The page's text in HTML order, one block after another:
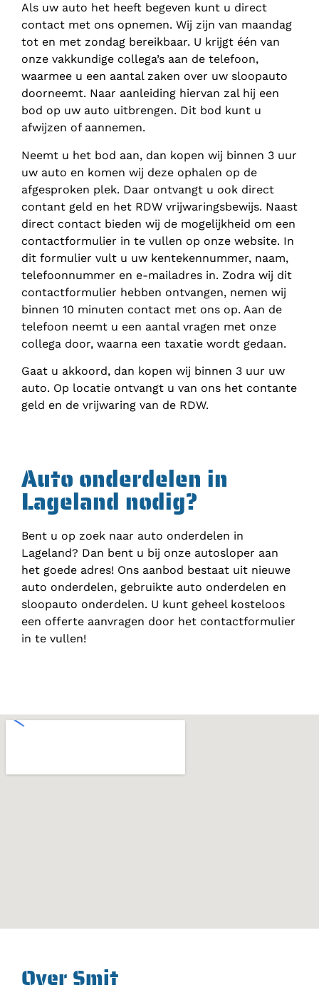
Als uw auto het heeft begeven kunt u direct
contact met ons opnemen. Wij zijn van maandag
tot en met zondag bereikbaar. U krijgt één van
onze vakkundige collega’s aan de telefoon,
waarmee u een aantal zaken over uw sloopauto
doorneemt. Naar aanleiding hiervan zal hij een
bod op uw auto uitbrengen. Dit bod kunt u
afwijzen of aannemen.
Neemt u het bod aan, dan kopen wij binnen 3 uur
uw auto en komen wij deze ophalen op de
afgesproken plek. Daar ontvangt u ook direct
contant geld en het RDW vrijwaringsbewijs. Naast
direct contact bieden wij de mogelijkheid om een
contactformulier in te vullen op onze website. In
dit formulier vult u uw kentekennummer, naam,
telefoonnummer en e-mailadres in. Zodra wij dit
contactformulier hebben ontvangen, nemen wij
binnen 10 minuten contact met ons op. Aan de
telefoon neemt u een aantal vragen met onze
collega door, waarna een taxatie wordt gedaan.
Gaat u akkoord, dan kopen wij binnen 3 uur uw
auto. Op locatie ontvangt u van ons het contante
geld en de vrijwaring van de RDW.
Auto onderdelen in
Lageland nodig?
Bent u op zoek naar auto onderdelen in
Lageland? Dan bent u bij onze autosloper aan
het goede adres! Ons aanbod bestaat uit nieuwe
auto onderdelen, gebruikte auto onderdelen en
sloopauto onderdelen. U kunt geheel kosteloos
een offerte aanvragen door het contactformulier
in te vullen!
Over Smit